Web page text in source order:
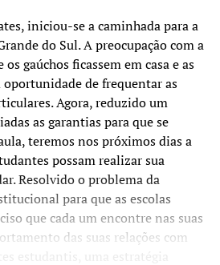
iniciou-se a caminhada para a
do Sul. A preocupação com a
gaúchos ficassem em casa e as
de frequentar as
Agora, reduzido um
as garantias para que se
teremos nos próximos dias a
possam realizar sua
Resolvido o problema da
para que as escolas
que cada um encontre nas suas
das suas relações com